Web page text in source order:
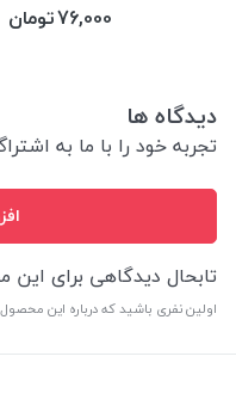
76,000تومان
دیدگاه ها
تجربه خود را با ما به
تابحال دیدگاهی برای
اولین نفری باشید که درباره این